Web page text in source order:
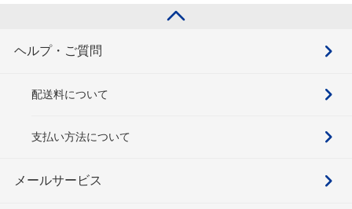
ヘルプ・ご質問
配送料について
支払い方法について
メールサービス